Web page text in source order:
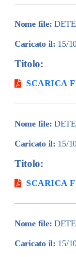
Nome file:
Caricato il: 15/
Titolo:
SCARICA
Nome file:
Caricato il: 15/
Titolo:
SCARICA
Nome file:
Caricato il: 15/